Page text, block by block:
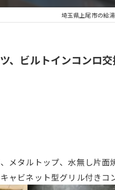
埼玉県上尾市の給
、ビルトインコンロ
、メタルトップ、水無し片面
ャビネット型グリル付き